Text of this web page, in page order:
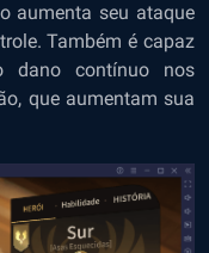
aumenta seu ataque
Também é capaz
dano contínuo nos
que aumentam sua